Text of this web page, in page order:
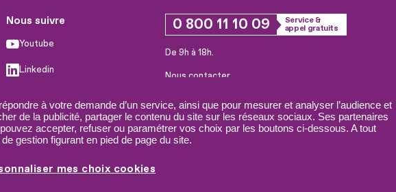
à votre demande d’un service, ainsi que pour mesurer et analyser l’audience et
de la publicité, partager le contenu du site sur les réseaux sociaux. Ses partenaires
accepter, refuser ou paramétrer vos choix par les boutons ci-dessous. A tout
gestion figurant en pied de page du site.
mes choix cookies
Nous suivre
Youtube
Linkedin
X
0 800 11 10 09
Service &
appel gratuits
De 9h à 18h.
Nous contacter